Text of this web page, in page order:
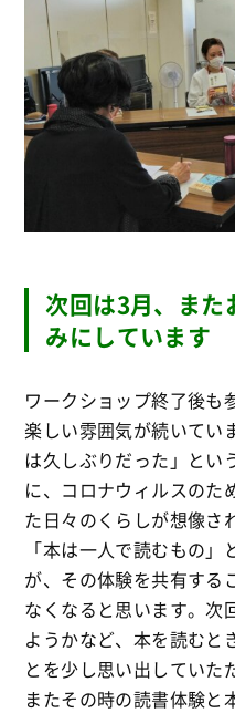
次回は3月、また
みにしています
ワークショップ終了後も
楽しい雰囲気が続いてい
は久しぶりだった」とい
に、コロナウィルスのた
た日々のくらしが想像さ
「本は一人で読むもの
が、その体験を共有する
なくなると思います。次
ようかなど、本を読むと
とを少し思い出していた
またその時の読書体験と